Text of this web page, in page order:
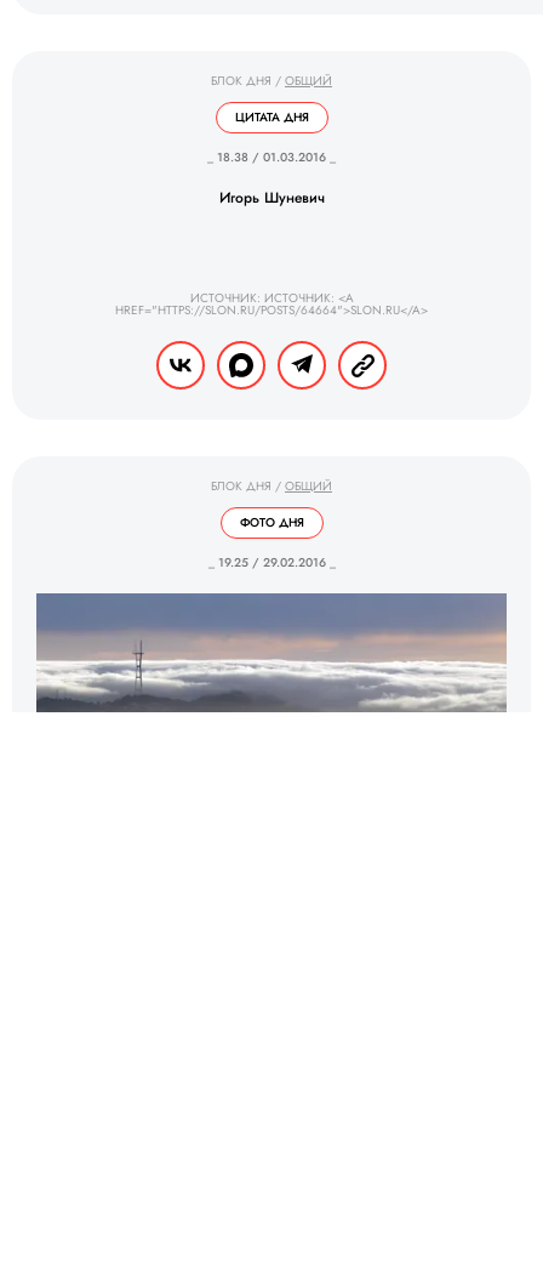
БЛОК ДНЯ / ОБЩИЙ
ЦИТАТА ДНЯ
_ 18.38 / 01.03.2016 _
Игорь Шуневич
ИСТОЧНИК: ИСТОЧНИК: <A
HREF="HTTPS://SLON.RU/POSTS/64664">SLON.RU</A>
БЛОК ДНЯ / ОБЩИЙ
ФОТО ДНЯ
_ 19.25 / 29.02.2016 _